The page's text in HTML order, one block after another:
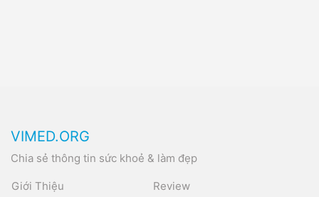
VIMED.ORG
Chia sẻ thông tin sức khoẻ & làm đẹp
Giới Thiệu
Review